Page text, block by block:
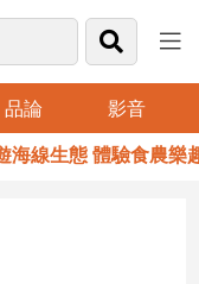
品論 影音
生態 體驗食農樂趣